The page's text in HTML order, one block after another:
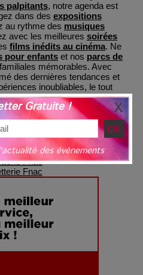
palpitants, notre agenda est
dans des expositions
au rythme des musiques
avec les meilleures soirées
films inédits au cinéma. Ne
pour enfants et nos parcs de
mémorables. Avec
des dernières tendances et
inoubliables, le tout
pour votre commodité et avec
grâce à nos partenaires.
Gratuite !
des événements